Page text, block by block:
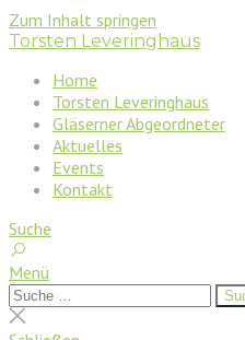
Zum Inhalt springen
Torsten Leveringhaus
Home
Torsten Leveringhaus
Gläserner Abgeordneter
Aktuelles
Events
Kontakt
Suche
Menü
Suchen
nach:
Suche